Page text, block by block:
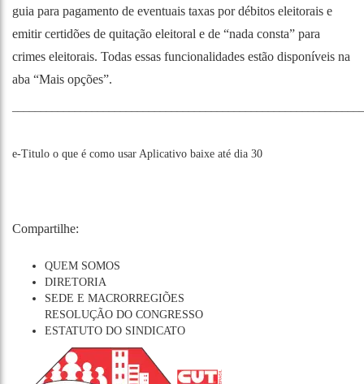
guia para pagamento de eventuais taxas por débitos eleitorais e
emitir certidões de quitação eleitoral e de “nada consta” para
crimes eleitorais. Todas essas funcionalidades estão disponíveis na
aba “Mais opções”.
e-Titulo o que é como usar Aplicativo baixe até dia 30
Compartilhe:
QUEM SOMOS
DIRETORIA
SEDE E MACRORREGIÕES
RESOLUÇÃO DO CONGRESSO
ESTATUTO DO SINDICATO